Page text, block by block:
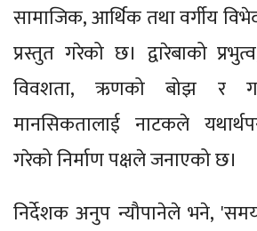
सामाजिक, आर्थिक तथा वर्गीय
प्रस्तुत गरेको छ। द्वारेबाको
विवशता, ऋणको बोझ र
मानसिकतालाई नाटकले
गरेको निर्माण पक्षले जनाएको छ।
निर्देशक अनुप न्यौपानेले भने,